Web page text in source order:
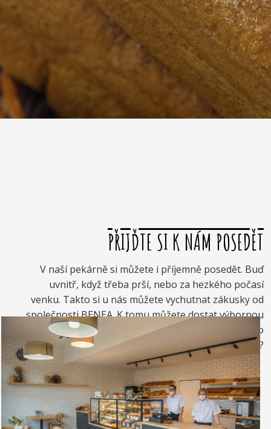
PŘIJĎTE SI K NÁM POSEDĚT
V naší pekárně si můžete i příjemně posedět. Buď
uvnitř, když třeba prší, nebo za hezkého počasí
venku. Takto si u nás můžete vychutnat zákusky od
společnosti BENEA. K tomu můžete dostat výbornou
kávou. Nebo si raději dáte zrmzlinový pohár nebo
vynikající točenou zmrzlinu?